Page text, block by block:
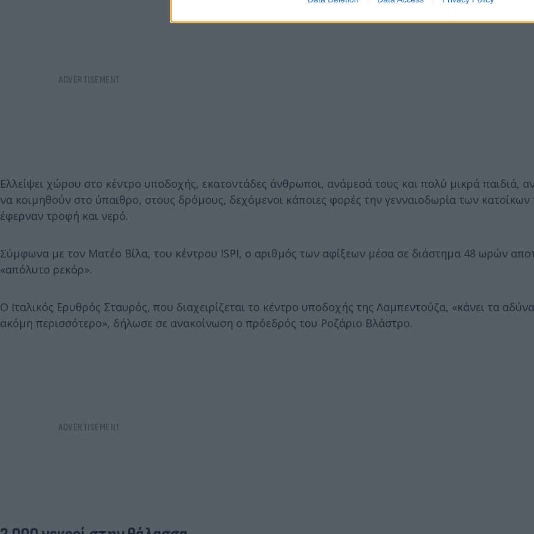
Ελλείψει χώρου στο κέντρο υποδοχής, εκατοντάδες άνθρωποι, ανάμεσά τους και πολύ μικρά παιδιά,
να κοιμηθούν στο ύπαιθρο, στους δρόμους, δεχόμενοι κάποιες φορές την γενναιοδωρία των
έφερναν τροφή και νερό.
Σύμφωνα με τον Ματέο Βίλα, του κέντρου ISPI, ο αριθμός των αφίξεων μέσα σε διάστημα 48 ωρών
«απόλυτο ρεκόρ».
Ο Ιταλικός Ερυθρός Σταυρός, που διαχειρίζεται το κέντρο υποδοχής της Λαμπεντούζα, «κάνει τα
ακόμη περισσότερο», δήλωσε σε ανακοίνωση ο πρόεδρός του Ροζάριο Βλάστρο.